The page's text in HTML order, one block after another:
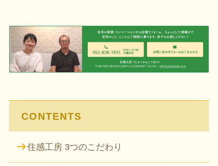
ビ
ゲ
ー
シ
CONTENTS
住感工房 3つのこだわり